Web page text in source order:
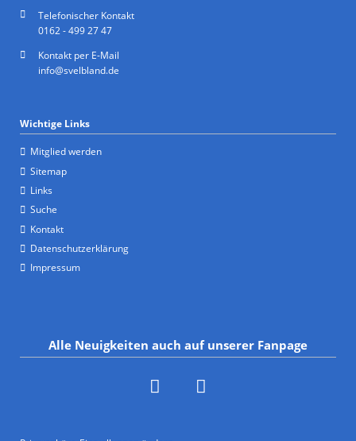
Telefonischer Kontakt
0162 - 499 27 47
Kontakt per E-Mail
info@svelbland.de
Wichtige Links
Mitglied werden
Sitemap
Links
Suche
Kontakt
Datenschutzerklärung
Impressum
Alle Neuigkeiten auch auf unserer Fanpage